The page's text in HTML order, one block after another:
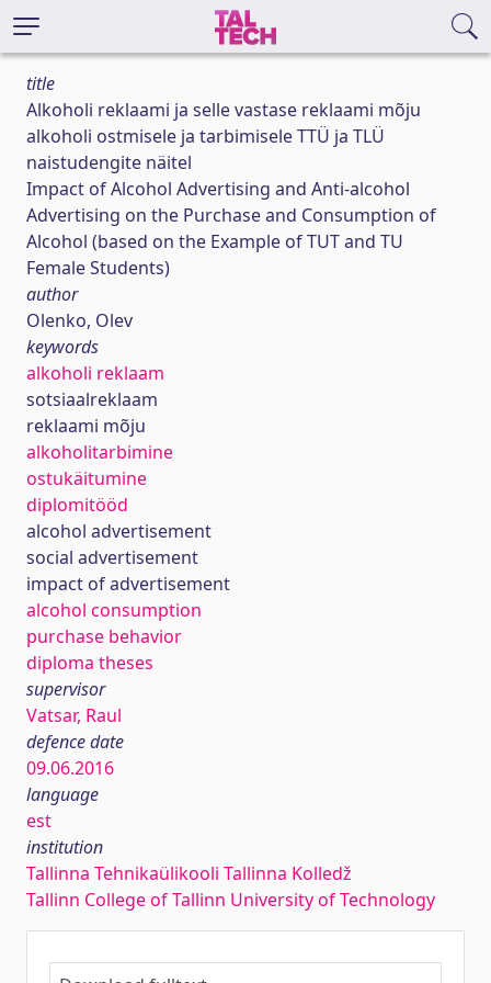
title
Alkoholi reklaami ja selle vastase reklaami mõju
alkoholi ostmisele ja tarbimisele TTÜ ja TLÜ
naistudengite näitel
Impact of Alcohol Advertising and Anti-alcohol
Advertising on the Purchase and Consumption of
Alcohol (based on the Example of TUT and TU
Female Students)
author
Olenko, Olev
keywords
alkoholi reklaam
sotsiaalreklaam
reklaami mõju
alkoholitarbimine
ostukäitumine
diplomitööd
alcohol advertisement
social advertisement
impact of advertisement
alcohol consumption
purchase behavior
diploma theses
supervisor
Vatsar, Raul
defence date
09.06.2016
language
est
institution
Tallinna Tehnikaülikooli Tallinna Kolledž
Tallinn College of Tallinn University of Technology